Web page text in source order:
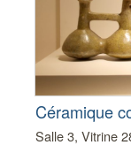
Céramique
Salle 3, Vitrine